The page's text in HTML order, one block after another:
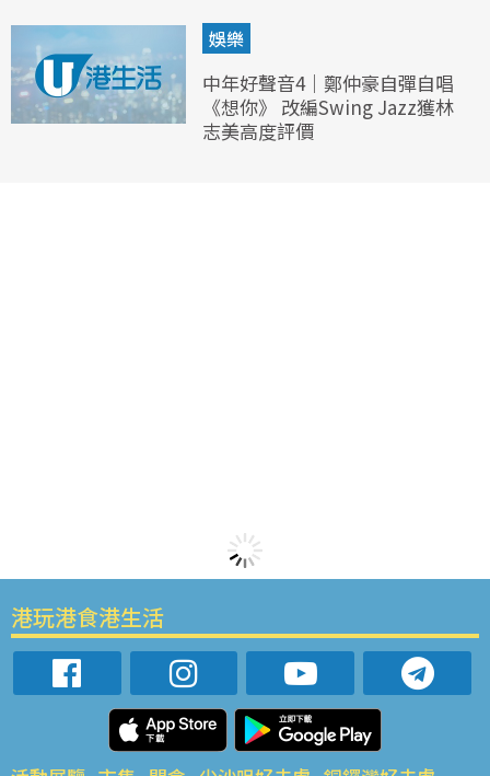
娛樂
中年好聲音4｜鄭仲豪自彈自唱
《想你》 改編Swing Jazz獲林
志美高度評價
港玩港食港生活